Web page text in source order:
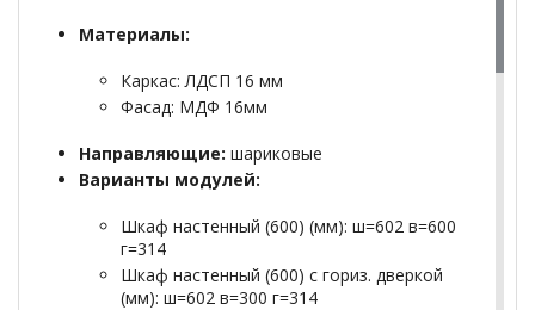
Материалы:
Каркас: ЛДСП 16 мм
Фасад: МДФ 16мм
Направляющие: шариковые
Варианты модулей:
Шкаф настенный (600) (мм): ш=602 в=600
г=314
Шкаф настенный (600) с гориз. дверкой
(мм): ш=602 в=300 г=314